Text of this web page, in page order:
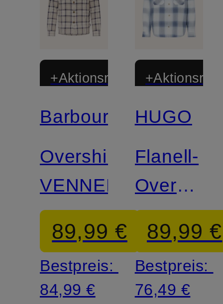
+Aktionsrabatt
Barbour
Overshirt
VENNEL
89,99 €
Bestpreis:
84,99 €
HUGO
Flanell-
Overshirt
ERATO
89,99 €
Bestpreis:
76,49 €